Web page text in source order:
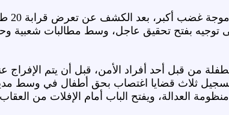
وفي
توجيه بفتح تحقيق عاجل، وسط مطالبات شعبية
من قبل أحد أفراد الأمن، قبل أن يتم
تسجيل ثلاث قضايا اغتصاب بحق أطفال في وسط
العدالة، ويفتح الباب أمام الإفلات من